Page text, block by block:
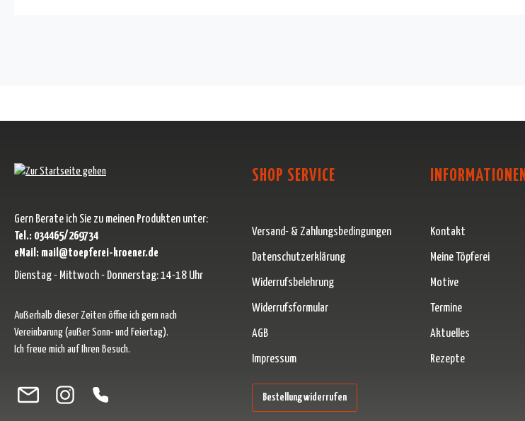
Gern Berate ich Sie zu meinen Produkten unter:
Tel.: 034465/269734
eMail: mail@toepferei-kroener.de
Dienstag - Mittwoch - Donnerstag: 14-18 Uhr
Außerhalb dieser Zeiten öffne ich gern nach
Vereinbarung (außer Sonn- und Feiertag).
Ich freue mich auf Ihren Besuch.
Besuche uns auf Facebook – öffnet in neuem Tab (externer Link)
Schau auf Instagram vorbei – öffnet in neuem Tab (externer Link)
Lass dich auf Pinterest inspirieren – öffnet in neuem Tab (externer Link)
Folge uns auf X – öffnet in neuem Tab (externer Link)
SHOP SERVICE
Versand- & Zahlungsbedingungen
Datenschutzerklärung
Widerrufsbelehrung
Widerrufsformular
AGB
Impressum
Bestellung widerrufen
INFORMATIONEN
Kontakt
Meine Töpferei
Motive
Termine
Aktuelles
Rezepte